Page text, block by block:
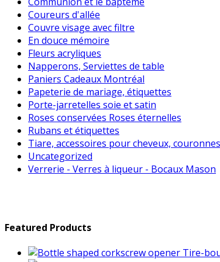
Coureurs d'allée
Couvre visage avec filtre
En douce mémoire
Fleurs acryliques
Napperons, Serviettes de table
Paniers Cadeaux Montréal
Papeterie de mariage, étiquettes
Porte-jarretelles soie et satin
Roses conservées Roses éternelles
Rubans et étiquettes
Tiare, accessoires pour cheveux,
Uncategorized
Verrerie - Verres à liqueur - Bocaux Mason
Featured Products
Tire-